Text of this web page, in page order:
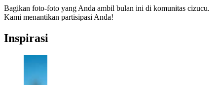
Bagikan foto-foto yang Anda ambil bulan ini di komunitas cizucu.
Kami menantikan partisipasi Anda!
Inspirasi